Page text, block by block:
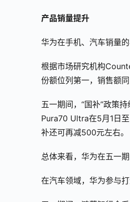
产品销量提升
华为在手机、汽车销量
根据市场研究机构
份额位列第一，销售额
五一期间，“国补”政策
Pura70 Ultra在5月1日
补还可再减500元左右。
总体来看，华为在五一
在汽车领域，华为参与